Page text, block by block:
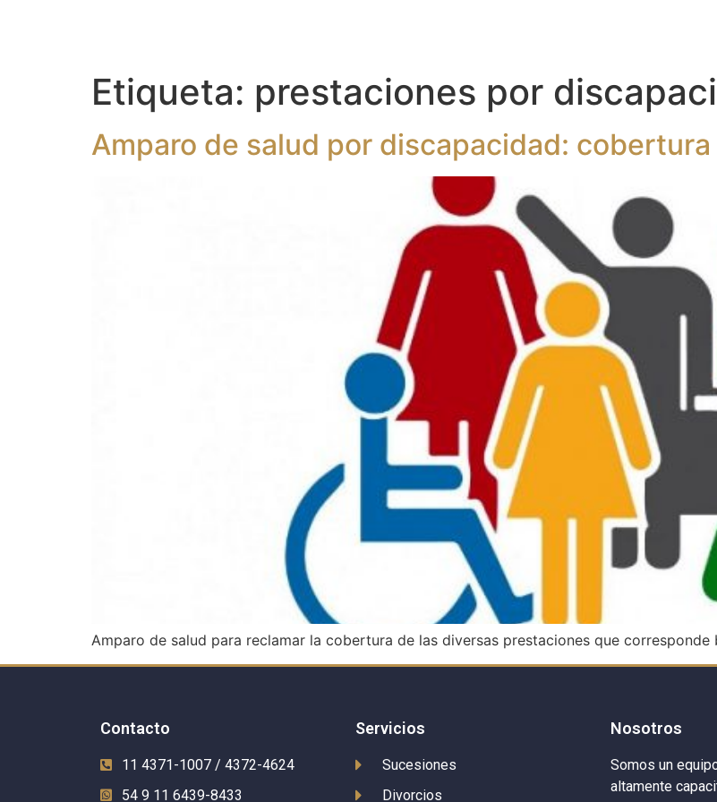
Etiqueta: prestaciones por
Amparo de salud por discapacidad:
Amparo de salud para reclamar la cobertura de las diversas prestaciones que
Contacto
11 4371-1007 / 4372-4624
54 9 11 6439-8433
Servicios
Sucesiones
Divorcios
Nosotros
Somos un
altamente